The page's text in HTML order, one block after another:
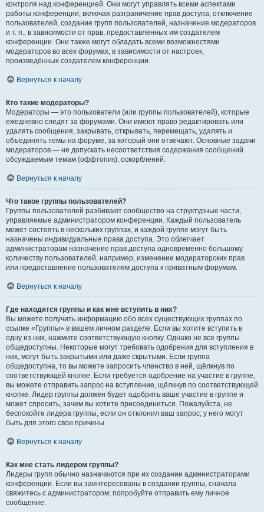
контроля над конференцией. Они могут управлять всеми аспектами
работы конференции, включая разграничение прав доступа, отключение
пользователей, создание групп пользователей, назначение модераторов
и т. п., в зависимости от прав, предоставленных им создателем
конференции. Они также могут обладать всеми возможностями
модераторов во всех форумах, в зависимости от настроек,
произведённых создателем конференции.
Вернуться к началу
Кто такие модераторы?
Модераторы — это пользователи (или группы пользователей), которые
ежедневно следят за форумами. Они имеют право редактировать или
удалять сообщения, закрывать, открывать, перемещать, удалять и
объединять темы на форуме, за который они отвечают. Основные задачи
модераторов — не допускать несоответствия содержания сообщений
обсуждаемым темам (оффтопик), оскорблений.
Вернуться к началу
Что такое группы пользователей?
Группы пользователей разбивают сообщество на структурные части,
управляемые администратором конференции. Каждый пользователь
может состоять в нескольких группах, и каждой группе могут быть
назначены индивидуальные права доступа. Это облегчает
администраторам назначение прав доступа одновременно большому
количеству пользователей, например, изменение модераторских прав
или предоставление пользователям доступа к приватным форумам.
Вернуться к началу
Где находятся группы и как мне вступить в них?
Вы можете получить информацию обо всех существующих группах по
ссылке «Группы» в вашем личном разделе. Если вы хотите вступить в
одну из них, нажмите соответствующую кнопку. Однако не все группы
общедоступны. Некоторые могут требовать одобрения для вступления в
них, могут быть закрытыми или даже скрытыми. Если группа
общедоступна, то вы можете запросить членство в ней, щёлкнув по
соответствующей кнопке. Если требуется одобрение на участие в группе,
вы можете отправить запрос на вступление, щёлкнув по соответствующей
кнопке. Лидер группы должен будет одобрить ваше участие в группе и
может спросить, зачем вы хотите присоединиться. Пожалуйста, не
беспокойте лидера группы, если он отклонил ваш запрос; у него могут
быть для этого свои причины.
Вернуться к началу
Как мне стать лидером группы?
Лидеры групп обычно назначаются при их создании администраторами
конференции. Если вы заинтересованы в создании группы, сначала
свяжитесь с администратором; попробуйте отправить ему личное
сообщение.